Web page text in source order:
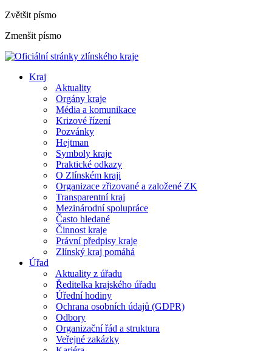
Zvětšit písmo
Zmenšit písmo
Kraj
Aktuality
Orgány kraje
Média a komunikace
Krizové řízení
Pozvánky
Hejtman
Symboly kraje
Praktické odkazy
O Zlínském kraji
Organizace zřizované a založené ZK
Transparentní kraj
Mezinárodní spolupráce
Často hledané
Činnost kraje
Právní předpisy kraje
Zlínský kraj pomáhá
Úřad
Aktuality z úřadu
Ředitelka krajského úřadu
Úřední hodiny
Ochrana osobních údajů (GDPR)
Odbory
Organizační řád a struktura
Veřejné zakázky